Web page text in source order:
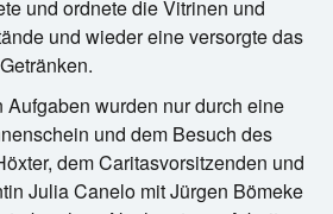
und ordnete die Vitrinen und
und wieder eine versorgte das
wurden nur durch eine
und dem Besuch des
dem Caritasvorsitzenden und
Julia Canelo mit Jürgen Bömeke